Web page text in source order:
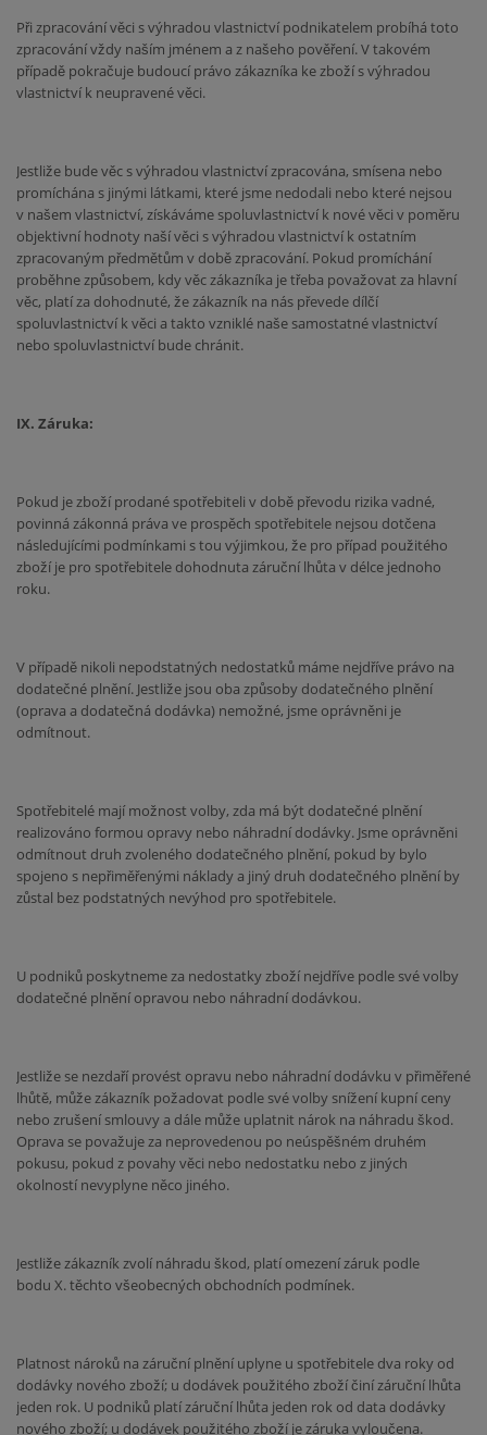
Při zpracování věci s výhradou vlastnictví podnikatelem probíhá toto
zpracování vždy naším jménem a z našeho pověření. V takovém
případě pokračuje budoucí právo zákazníka ke zboží s výhradou
vlastnictví k neupravené věci.
Jestliže bude věc s výhradou vlastnictví zpracována, smísena nebo
promíchána s jinými látkami, které jsme nedodali nebo které nejsou
v našem vlastnictví, získáváme spoluvlastnictví k nové věci v poměru
objektivní hodnoty naší věci s výhradou vlastnictví k ostatním
zpracovaným předmětům v době zpracování. Pokud promíchání
proběhne způsobem, kdy věc zákazníka je třeba považovat za hlavní
věc, platí za dohodnuté, že zákazník na nás převede dílčí
spoluvlastnictví k věci a takto vzniklé naše samostatné vlastnictví
nebo spoluvlastnictví bude chránit.
IX. Záruka:
Pokud je zboží prodané spotřebiteli v době převodu rizika vadné,
povinná zákonná práva ve prospěch spotřebitele nejsou dotčena
následujícími podmínkami s tou výjimkou, že pro případ použitého
zboží je pro spotřebitele dohodnuta záruční lhůta v délce jednoho
roku.
V případě nikoli nepodstatných nedostatků máme nejdříve právo na
dodatečné plnění. Jestliže jsou oba způsoby dodatečného plnění
(oprava a dodatečná dodávka) nemožné, jsme oprávněni je
odmítnout.
Spotřebitelé mají možnost volby, zda má být dodatečné plnění
realizováno formou opravy nebo náhradní dodávky. Jsme oprávněni
odmítnout druh zvoleného dodatečného plnění, pokud by bylo
spojeno s nepřiměřenými náklady a jiný druh dodatečného plnění by
zůstal bez podstatných nevýhod pro spotřebitele.
U podniků poskytneme za nedostatky zboží nejdříve podle své volby
dodatečné plnění opravou nebo náhradní dodávkou.
Jestliže se nezdaří provést opravu nebo náhradní dodávku v přiměřené
lhůtě, může zákazník požadovat podle své volby snížení kupní ceny
nebo zrušení smlouvy a dále může uplatnit nárok na náhradu škod.
Oprava se považuje za neprovedenou po neúspěšném druhém
pokusu, pokud z povahy věci nebo nedostatku nebo z jiných
okolností nevyplyne něco jiného.
Jestliže zákazník zvolí náhradu škod, platí omezení záruk podle
bodu X. těchto všeobecných obchodních podmínek.
Platnost nároků na záruční plnění uplyne u spotřebitele dva roky od
dodávky nového zboží; u dodávek použitého zboží činí záruční lhůta
jeden rok. U podniků platí záruční lhůta jeden rok od data dodávky
nového zboží; u dodávek použitého zboží je záruka vyloučena.